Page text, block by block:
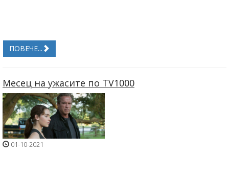
ПОВЕЧЕ...
Месец на ужасите по TV1000
01-10-2021